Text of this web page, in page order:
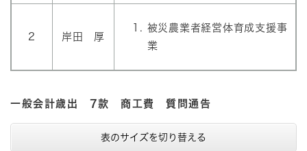
2 岸田 厚
被災農業者経営体育成支援事
業
一般会計歳出 7款 商工費 質問通告
表のサイズを切り替える